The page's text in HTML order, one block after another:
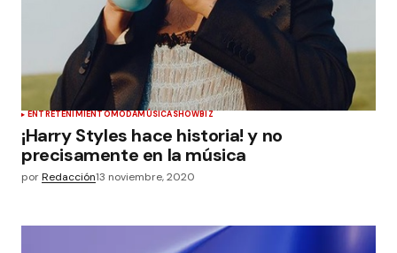
ENTRETENIMIENTOMODAMÚSICASHOWBIZ
¡Harry Styles hace historia! y no
precisamente en la música
porRedacción13 noviembre, 2020